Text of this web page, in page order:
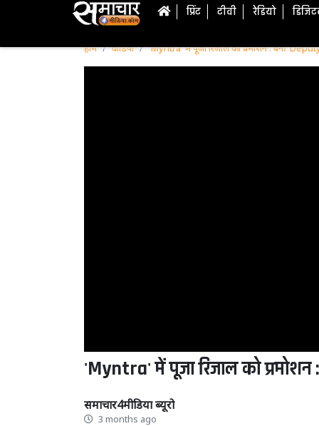
प्रिंट टीवी रेडियो
होम वीडियो 'Myntra' में पूजा रिजाल को प्रमोशन : बनीं
'Myntra' में पूजा रिजाल को
समाचार4मीडिया ब्यूरो
3 months ago